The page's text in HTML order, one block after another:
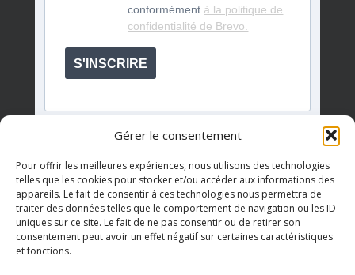
Gérer le consentement
Pour offrir les meilleures expériences, nous utilisons des technologies
telles que les cookies pour stocker et/ou accéder aux informations des
appareils. Le fait de consentir à ces technologies nous permettra de
traiter des données telles que le comportement de navigation ou les ID
uniques sur ce site. Le fait de ne pas consentir ou de retirer son
consentement peut avoir un effet négatif sur certaines caractéristiques
et fonctions.
conformément à la politique de
confidentialité de Brevo.
S'INSCRIRE
Événements à venir
Il n’y a pas d’évènements à venir.